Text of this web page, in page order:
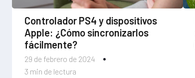
29 de febrero de 2024
3 min de lectura
Controlador PS4 y dispositivos
Apple: ¿Cómo sincronizarlos
fácilmente?